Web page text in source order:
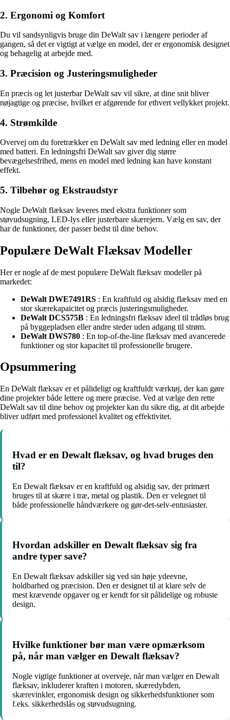
2. Ergonomi og Komfort
Du vil sandsynligvis bruge din DeWalt sav i længere perioder af
gangen, så det er vigtigt at vælge en model, der er ergonomisk designet
og behagelig at arbejde med.
3. Præcision og Justeringsmuligheder
En præcis og let justerbar DeWalt sav vil sikre, at dine snit bliver
nøjagtige og præcise, hvilket er afgørende for ethvert vellykket projekt.
4. Strømkilde
Overvej om du foretrækker en DeWalt sav med ledning eller en model
med batteri. En ledningsfri DeWalt sav giver dig større
bevægelsesfrihed, mens en model med ledning kan have konstant
effekt.
5. Tilbehør og Ekstraudstyr
Nogle DeWalt flæksav leveres med ekstra funktioner som
støvudsugning, LED-lys eller justerbare skærejern. Vælg en sav, der
har de funktioner, der passer bedst til dine behov.
Populære DeWalt Flæksav Modeller
Her er nogle af de mest populære DeWalt flæksav modeller på
markedet:
DeWalt DWE7491RS : En kraftfuld og alsidig flæksav med en
stor skærekapaicitet og præcis justeringsmuligheder.
DeWalt DCS575B : En ledningsfri flæksav ideel til trådløs brug
på byggepladsen eller andre steder uden adgang til strøm.
DeWalt DWS780 : En top-of-the-line flæksav med avancerede
funktioner og stor kapacitet til professionelle brugere.
Opsummering
En DeWalt flæksav er et pålideligt og kraftfuldt værktøj, der kan gøre
dine projekter både lettere og mere præcise. Ved at vælge den rette
DeWalt sav til dine behov og projekter kan du sikre dig, at dit arbejde
bliver udført med professionel kvalitet og effektivitet.
Hvad er en Dewalt flæksav, og hvad bruges den
til?
En Dewalt flæksav er en kraftfuld og alsidig sav, der primært
bruges til at skære i træ, metal og plastik. Den er velegnet til
både professionelle håndværkere og gør-det-selv-entusiaster.
Hvordan adskiller en Dewalt flæksav sig fra
andre typer save?
En Dewalt flæksav adskiller sig ved sin høje ydeevne,
holdbarhed og præcision. Den er designet til at klare selv de
mest krævende opgaver og er kendt for sit pålidelige og robuste
design.
Hvilke funktioner bør man være opmærksom
på, når man vælger en Dewalt flæksav?
Nogle vigtige funktioner at overveje, når man vælger en Dewalt
flæksav, inkluderer kraften i motoren, skæredybden,
skærevinkler, ergonomisk design og sikkerhedsfunktioner som
f.eks. sikkerhedslås og støvudsugning.